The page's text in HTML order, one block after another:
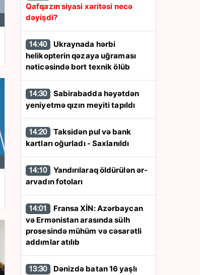
Qafqazın siyasi xəritəsi necə
dəyişdi?
14:40
helikopterin qəzaya uğraması
nəticəsində bort texnik ölüb
14:30
yeniyetmə qızın meyiti tapıldı
14:20
kartları oğurladı - Saxlanıldı
14:10
arvadın fotoları
14:01
və Ermənistan arasında sülh
prosesində mühüm və cəsarətli
addımlar atılıb
13:30